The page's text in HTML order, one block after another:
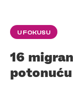
U FOKUSU
16